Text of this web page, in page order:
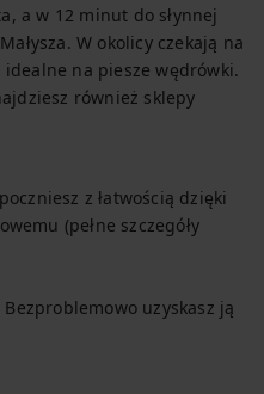
a w 12 minut do słynnej
W okolicy czekają na
na piesze wędrówki.
również sklepy
z łatwością dzięki
(pełne szczegóły
uzyskasz ją